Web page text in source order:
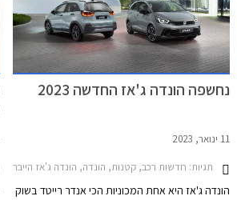
נחשפה הונדה ג'אז החדשה 2023
11 ינואר, 2023
תגיות: חדשות רכב, קטנות, הונדה, הונדה ג'אז הייבריד 2020-2023הונדה ג'אז הייבריד 2023-2026
הונדה ג'אז היא אחת המכוניות הכי אנדר רייטד בשוק